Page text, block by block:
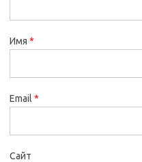
Имя *
Email *
Сайт